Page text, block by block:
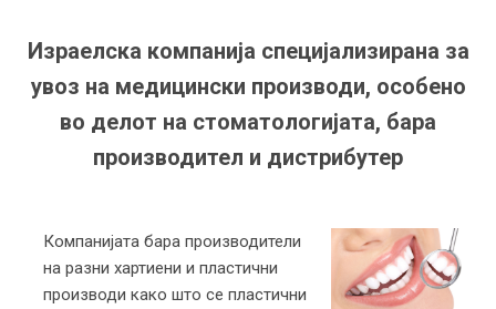
Израелска компанија специјализирана за
увоз на медицински производи, особено
во делот на стоматологијата, бара
производител и дистрибутер
Компанијата бара производители
на разни хартиени и пластични
производи како што се пластични